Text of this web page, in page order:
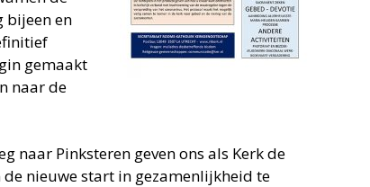
bijeen en
gemaakt
naar de
naar Pinksteren geven ons als Kerk de
nieuwe start in gezamenlijkheid te